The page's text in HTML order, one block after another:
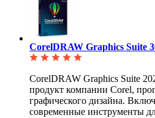
CorelDRAW Graphics Suite
CorelDRAW Graphics Suite
продукт компании Corel,
графического дизайна.
современные инструменты